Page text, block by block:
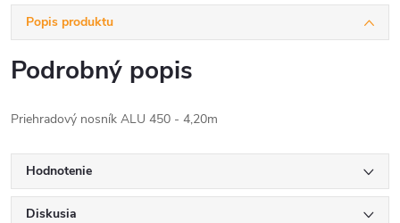
Popis produktu
Podrobný popis
Priehradový nosník ALU 450 - 4,20m
Hodnotenie
Diskusia